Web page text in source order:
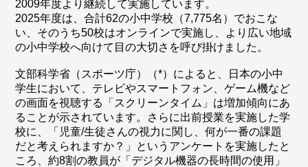
2009年度より継続して実施しています。
2025年度は、合計62の小中学校（7,775名）でおこな
い、そのうち50校はオンラインで実施し、より広い地域
の小中学校へ向けて目の大切さを呼び掛けました。
文部科学省（スポーツ庁）（*）によると、日本の小中
学生において、テレビやスマートフォン、ゲーム機など
の画面を視聴する「スクリーンタイム」は増加傾向にあ
ることが示されています。さらに出前授業を実施した学
校に、「児童/生徒さんの視力に関し、何が一番の課題
だと考えられますか？」というアンケートを実施したと
ころ、約8割の教員が「デジタル機器の長時間の使用」